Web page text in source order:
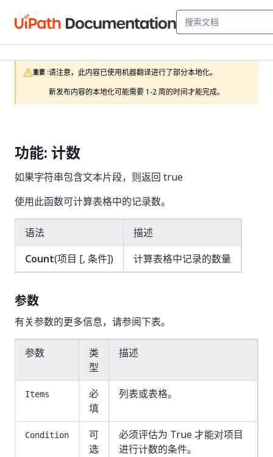
重要 :请注意，此内容已使用机器翻译进行了部分本地化。
新发布内容的本地化可能需要 1-2 周的时间才能完成。
功能: 计数
如果字符串包含文本片段，则返回 true
使用此函数可计算表格中的记录数。
语法
描述
Count(项目 [, 条件]) 计算表格中记录的数量
参数
有关参数的更多信息，请参阅下表。
参数
类
型
描述
Items
必
填
列表或表格。
Condition
可
选
必须评估为 True 才能对项目
进行计数的条件。